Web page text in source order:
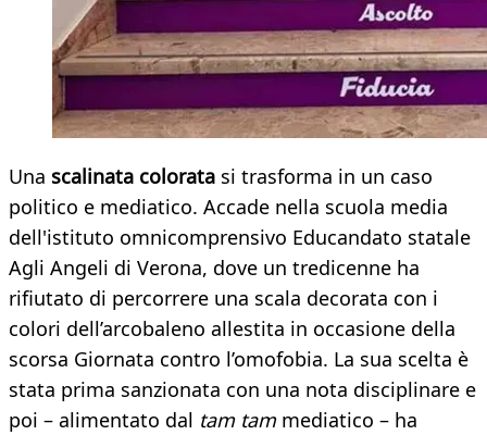
Una scalinata colorata si trasforma in un caso
politico e mediatico. Accade nella scuola media
dell'istituto omnicomprensivo Educandato statale
Agli Angeli di Verona, dove un tredicenne ha
rifiutato di percorrere una scala decorata con i
colori dell’arcobaleno allestita in occasione della
scorsa Giornata contro l’omofobia. La sua scelta è
stata prima sanzionata con una nota disciplinare e
poi – alimentato dal tam tammediatico – ha